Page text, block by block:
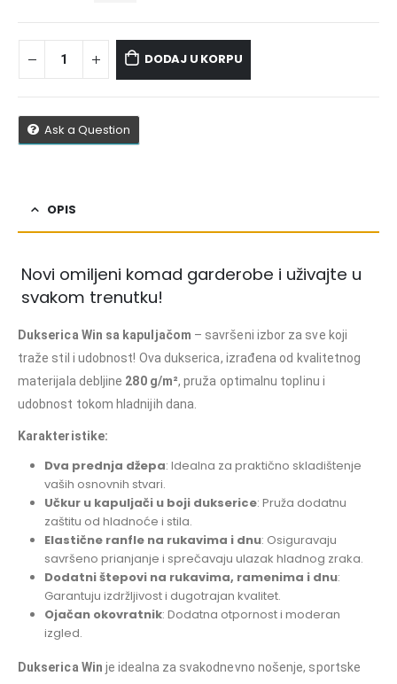
DODAJ U KORPU
Ask a Question
OPIS
Novi omiljeni komad garderobe i uživajte u
svakom trenutku!
Dukserica Win sa kapuljačom – savršeni izbor za sve koji
traže stil i udobnost! Ova dukserica, izrađena od kvalitetnog
materijala debljine 280 g/m², pruža optimalnu toplinu i
udobnost tokom hladnijih dana.
Karakteristike:
Dva prednja džepa: Idealna za praktično skladištenje
vaših osnovnih stvari.
Učkur u kapuljači u boji dukserice: Pruža dodatnu
zaštitu od hladnoće i stila.
Elastične ranfle na rukavima i dnu: Osiguravaju
savršeno prianjanje i sprečavaju ulazak hladnog zraka.
Dodatni štepovi na rukavima, ramenima i dnu:
Garantuju izdržljivost i dugotrajan kvalitet.
Ojačan okovratnik: Dodatna otpornost i moderan
izgled.
Dukserica Win je idealna za svakodnevno nošenje, sportske